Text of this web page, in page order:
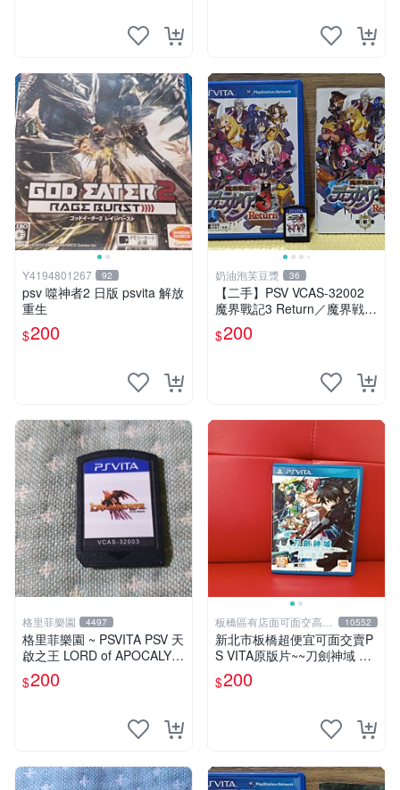
Y4194801267 92
psv 噬神者2 日版 psvita 解放
重生
$200
奶油泡芙豆漿 36
【二手】PSV VCAS-32002
魔界戰記3 Return／魔界戦記
ディスガイア3 Return／Disg
aea 3 Return
$200
格里菲樂園 4497
格里菲樂園 ~ PSVITA PSV 天
啟之王 LORD of APOCALYP
SE 日版 裸卡
$200
板橋區有店面可面交高價
回收電玩
10552
新北市板橋超便宜可面交賣P
S VITA原版片~~刀劍神域 虛
空斷章 中文版~~實體店面可
面交
$200